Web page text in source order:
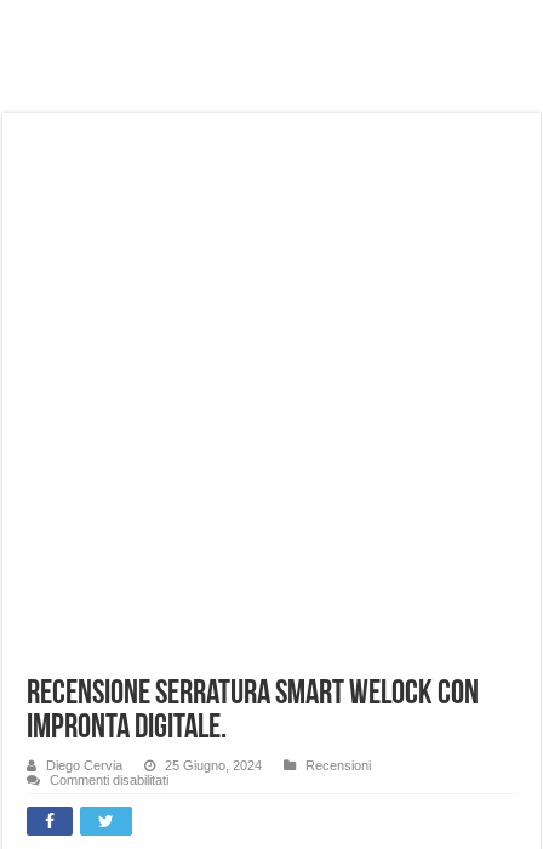
Recensione serratura smart WeLock con
impronta digitale.
Diego Cervia 25 Giugno, 2024
Recensioni
Commenti disabilitatisu